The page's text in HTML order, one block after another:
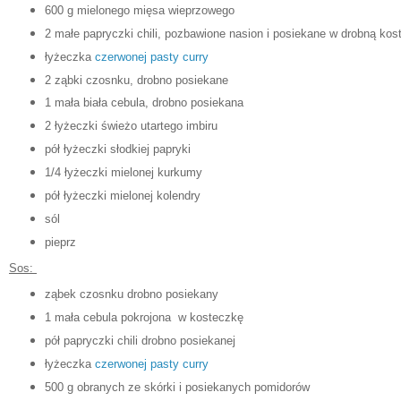
600 g mielonego mięsa wieprzowego
2 małe papryczki chili, pozbawione nasion i posiekane w drobną
łyżeczka czerwonej pasty curry
2 ząbki czosnku, drobno posiekane
1 mała biała cebula, drobno posiekana
2 łyżeczki świeżo utartego imbiru
pół łyżeczki słodkiej papryki
1/4 łyżeczki mielonej kurkumy
pół łyżeczki mielonej kolendry
sól
pieprz
Sos:
ząbek czosnku drobno posiekany
1 mała cebula pokrojona w kosteczkę
pół papryczki chili drobno posiekanej
łyżeczka czerwonej pasty curry
500 g obranych ze skórki i posiekanych pomidorów